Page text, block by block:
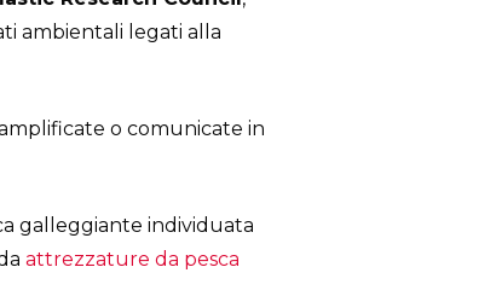
ambientali legati alla
o comunicate in
galleggiante individuata
attrezzature da pesca